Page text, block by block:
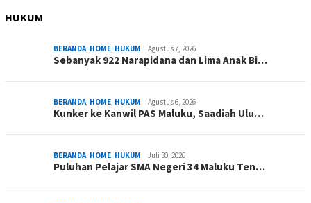
HUKUM
BERANDA, HOME, HUKUM Agustus 7, 2026
Sebanyak 922 Narapidana dan Lima Anak Bi…
BERANDA, HOME, HUKUM Agustus 6, 2026
Kunker ke Kanwil PAS Maluku, Saadiah Ulu…
BERANDA, HOME, HUKUM Juli 30, 2026
Puluhan Pelajar SMA Negeri 34 Maluku Ten…